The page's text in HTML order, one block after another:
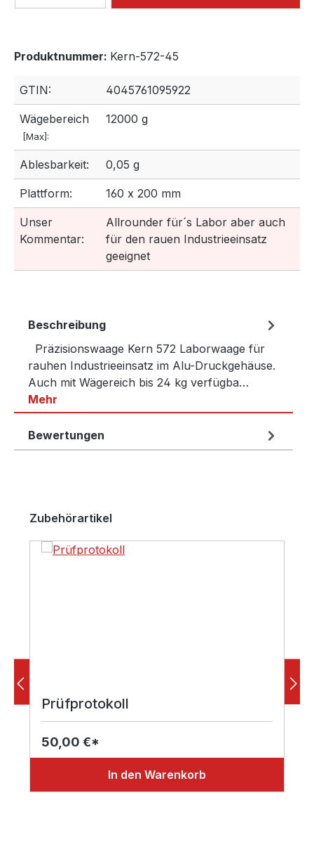
Produktnummer: Kern-572-45
GTIN: 4045761095922
Wägebereich
[Max]:
12000 g
Ablesbarkeit: 0,05 g
Plattform: 160 x 200 mm
Unser
Kommentar:
Allrounder für´s Labor aber auch
für den rauen Industrieeinsatz
geeignet
Beschreibung
Präzisionswaage Kern 572 Laborwaage für
rauhen Industrieeinsatz im Alu-Druckgehäuse.
Auch mit Wägereich bis 24 kg verfügba…
Mehr
Bewertungen
Produktgalerie überspringen
Zubehörartikel
Prüfprotokoll
50,00 €*
In den Warenkorb